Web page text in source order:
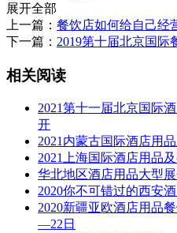
展开全部
上一篇： 餐饮店如何给自己经
下一篇： 2019第十届北京国际
相关阅读
2021第十一届北京国际
开
2021内蒙古国际酒店用
2021上海国际酒店用品
华北地区酒店用品大型
2020你不可错过的西安
2020新疆亚欧酒店用品
—22日